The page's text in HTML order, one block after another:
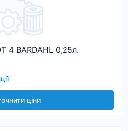
4 BARDAHL 0,25л.
ціни